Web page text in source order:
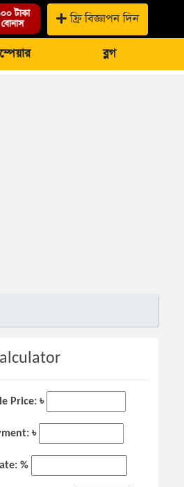
টাকা
বোনাস ফ্রি বিজ্ঞাপন দিন
ব্লগ
Price: ৳
৳
%